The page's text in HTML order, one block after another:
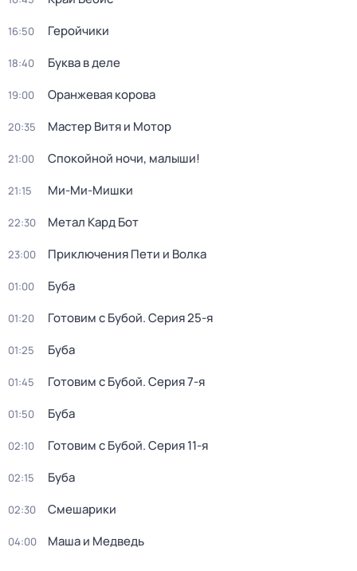
16:50 Геройчики
18:40 Буква в деле
19:00 Оранжевая корова
20:35 Мастер Витя и Мотор
21:00 Спокойной ночи, малыши!
21:15 Ми-Ми-Мишки
22:30 Метал Кард Бот
23:00 Приключения Пети и Волка
01:00 Буба
01:20 Готовим с Бубой. Серия 25-я
01:25 Буба
01:45 Готовим с Бубой. Серия 7-я
01:50 Буба
02:10 Готовим с Бубой. Серия 11-я
02:15 Буба
02:30 Смешарики
04:00 Маша и Медведь